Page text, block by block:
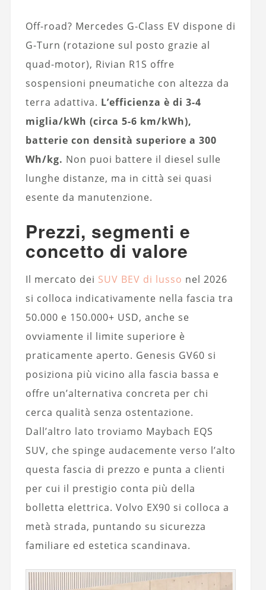
Off-road? Mercedes G-Class EV dispone di
G-Turn (rotazione sul posto grazie al
quad-motor), Rivian R1S offre
sospensioni pneumatiche con altezza da
terra adattiva. L’efficienza è di 3-4
miglia/kWh (circa 5-6 km/kWh),
batterie con densità superiore a 300
Wh/kg. Non puoi battere il diesel sulle
lunghe distanze, ma in città sei quasi
esente da manutenzione.
Prezzi, segmenti e
concetto di valore
Il mercato dei SUV BEV di lusso nel 2026
si colloca indicativamente nella fascia tra
50.000 e 150.000+ USD, anche se
ovviamente il limite superiore è
praticamente aperto. Genesis GV60 si
posiziona più vicino alla fascia bassa e
offre un’alternativa concreta per chi
cerca qualità senza ostentazione.
Dall’altro lato troviamo Maybach EQS
SUV, che spinge audacemente verso l’alto
questa fascia di prezzo e punta a clienti
per cui il prestigio conta più della
bolletta elettrica. Volvo EX90 si colloca a
metà strada, puntando su sicurezza
familiare ed estetica scandinava.